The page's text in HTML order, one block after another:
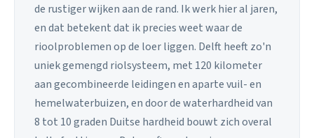
de rustiger wijken aan de rand. Ik werk hier al jaren,
en dat betekent dat ik precies weet waar de
rioolproblemen op de loer liggen. Delft heeft zo'n
uniek gemengd riolsysteem, met 120 kilometer
aan gecombineerde leidingen en aparte vuil- en
hemelwaterbuizen, en door de waterhardheid van
8 tot 10 graden Duitse hardheid bouwt zich overal